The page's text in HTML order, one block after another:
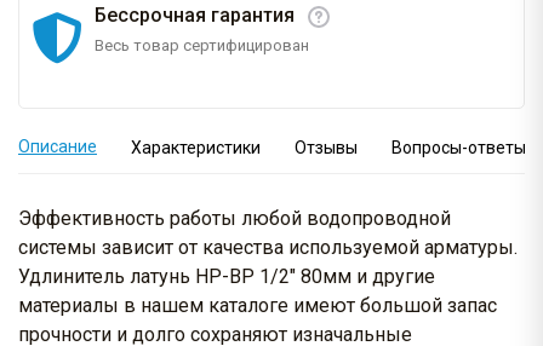
Бессрочная гарантия
Весь товар сертифицирован
Описание Характеристики Отзывы Вопросы-ответы
Эффективность работы любой водопроводной
системы зависит от качества используемой арматуры.
Удлинитель латунь НР-ВР 1/2" 80мм и другие
материалы в нашем каталоге имеют большой запас
прочности и долго сохраняют изначальные